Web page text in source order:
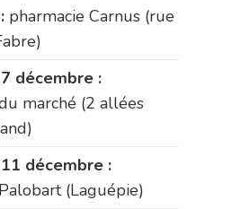
pharmacie Carnus (rue
décembre :
marché (2 allées
décembre :
(Laguépie)